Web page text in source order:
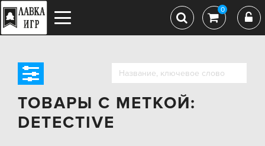
0
ТОВАРЫ С МЕТКОЙ:
DETECTIVE